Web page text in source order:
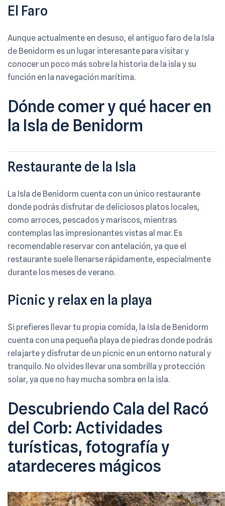
El Faro
Aunque actualmente en desuso, el antiguo faro de la Isla
de Benidorm es un lugar interesante para visitar y
conocer un poco más sobre la historia de la isla y su
función en la navegación marítima.
Dónde comer y qué hacer en
la Isla de Benidorm
Restaurante de la Isla
La Isla de Benidorm cuenta con un único restaurante
donde podrás disfrutar de deliciosos platos locales,
como arroces, pescados y mariscos, mientras
contemplas las impresionantes vistas al mar. Es
recomendable reservar con antelación, ya que el
restaurante suele llenarse rápidamente, especialmente
durante los meses de verano.
Picnic y relax en la playa
Si prefieres llevar tu propia comida, la Isla de Benidorm
cuenta con una pequeña playa de piedras donde podrás
relajarte y disfrutar de un picnic en un entorno natural y
tranquilo. No olvides llevar una sombrilla y protección
solar, ya que no hay mucha sombra en la isla.
Descubriendo Cala del Racó
del Corb: Actividades
turísticas, fotografía y
atardeceres mágicos